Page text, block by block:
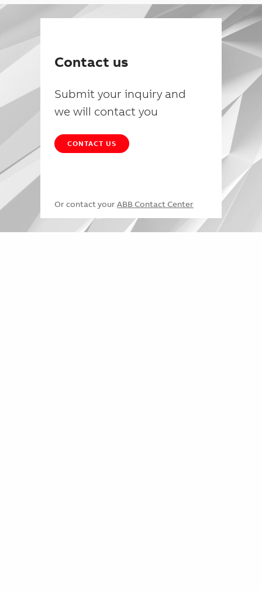
Contact us
Submit your inquiry and
we will contact you
CONTACT US
Or contact your ABB Contact Center